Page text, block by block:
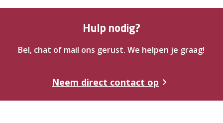
Hulp nodig?
Bel, chat of mail ons gerust. We helpen je graag!
Neem direct contact op